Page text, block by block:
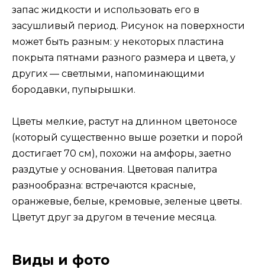
запас жидкости и использовать его в
засушливый период. Рисунок на поверхности
может быть разным: у некоторых пластина
покрыта пятнами разного размера и цвета, у
других — светлыми, напоминающими
бородавки, пупырышки.
Цветы мелкие, растут на длинном цветоносе
(который существенно выше розетки и порой
достигает 70 см), похожи на амфоры, заетно
раздутые у основания. Цветовая палитра
разнообразна: встречаются красные,
оранжевые, белые, кремовые, зеленые цветы.
Цветут друг за другом в течение месяца.
Виды и фото